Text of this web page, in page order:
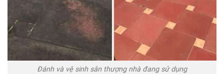
Đánh và vệ sinh sân thượng nhà đang sử dụng